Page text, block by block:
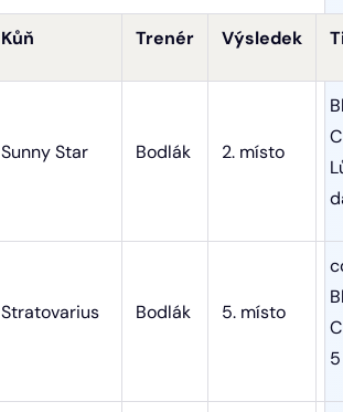
Kůň Trenér Výsledek
Sunny Star Bodlák 2. místo
Stratovarius Bodlák 5. místo